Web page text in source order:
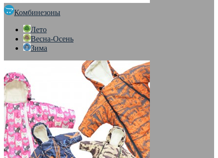
Комбинезоны
Лето
Весна-Осень
Зима